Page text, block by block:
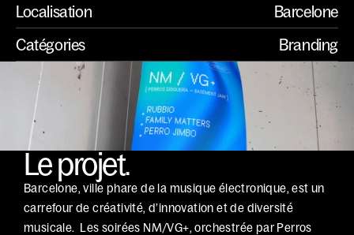
Localisation
Barcelone
Catégories
Branding
Le projet.
Barcelone, ville phare de la musique électronique, est un
carrefour de créativité, d’innovation et de diversité
musicale.  Les soirées NM/VG+, orchestrée par Perros